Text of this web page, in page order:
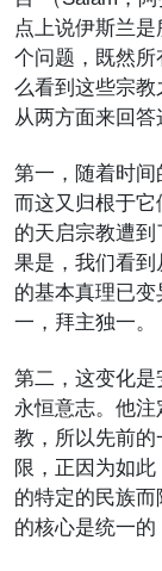
点上说伊斯兰
个问题，既然
么看到这些宗
从两方面来回答
第一，随着时间
而这又归根于
的天启宗教遭
果是，我们看
的基本真理已
一，拜主独一。
第二，这变化
永恒意志。他
教，所以先前
限，正因为如
的特定的民族
的核心是统一的